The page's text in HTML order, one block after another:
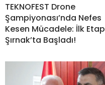
TEKNOFEST Drone
Şampiyonası’nda Nefes
Kesen Mücadele: İlk Etap
Şırnak’ta Başladı!